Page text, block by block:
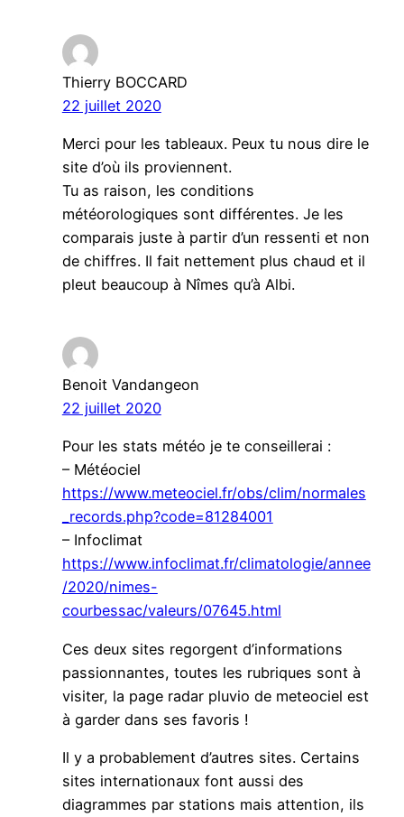
Thierry BOCCARD
22 juillet 2020
Merci pour les tableaux. Peux tu nous dire le
site d’où ils proviennent.
Tu as raison, les conditions
météorologiques sont différentes. Je les
comparais juste à partir d’un ressenti et non
de chiffres. Il fait nettement plus chaud et il
pleut beaucoup à Nîmes qu’à Albi.
Benoit Vandangeon
22 juillet 2020
Pour les stats météo je te conseillerai :
– Météociel
https://www.meteociel.fr/obs/clim/normales
_records.php?code=81284001
– Infoclimat
https://www.infoclimat.fr/climatologie/annee
/2020/nimes-
courbessac/valeurs/07645.html
Ces deux sites regorgent d’informations
passionnantes, toutes les rubriques sont à
visiter, la page radar pluvio de meteociel est
à garder dans ses favoris !
Il y a probablement d’autres sites. Certains
sites internationaux font aussi des
diagrammes par stations mais attention, ils